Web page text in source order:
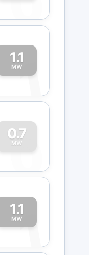
1.1
MW
1
0.7
MW
0
1.1
MW
1